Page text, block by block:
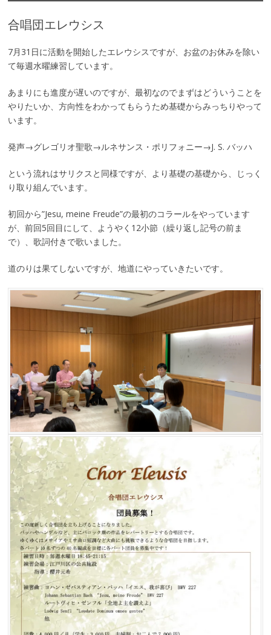
合唱団エレウシス
7月31日に活動を開始したエレウシスですが、お盆のお休みを除い
て毎週水曜練習しています。
あまりにも進度が遅いのですが、最初なのでまずはどういうことを
やりたいか、方向性をわかってもらうため基礎からみっちりやって
います。
発声→グレゴリオ聖歌→ルネサンス・ポリフォニー→J. S. バッハ
という流れはサリクスと同様ですが、より基礎の基礎から、じっく
り取り組んでいます。
初回から”Jesu, meine Freude”の最初のコラールをやっています
が、前回5回目にして、ようやく12小節（繰り返し記号の前ま
で）、歌詞付きで歌いました。
道のりは果てしないですが、地道にやっていきたいです。